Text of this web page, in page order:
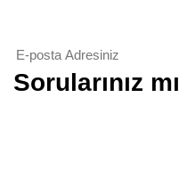
Sorularınız